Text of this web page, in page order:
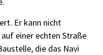
Er kann nicht
einer echten Straße
die das Navi